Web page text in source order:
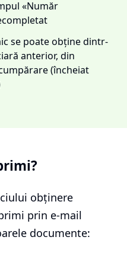
«Număr
se poate obține dintr-
anterior, din
(încheiat
obținere
prin e-mail
documente: